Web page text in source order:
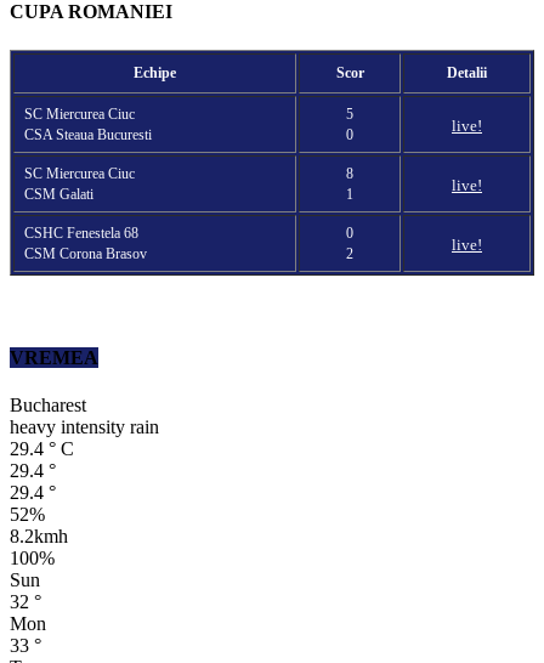
CUPA ROMANIEI
Echipe Scor Detalii
SC Miercurea Ciuc
CSA Steaua Bucuresti
5
0
live!
SC Miercurea Ciuc
CSM Galati
8
1
live!
CSHC Fenestela 68
CSM Corona Brasov
0
2
live!
VREMEA
Bucharest
heavy intensity rain
29.4 ° C
29.4 °
29.4 °
52%
8.2kmh
100%
Sun
32 °
Mon
33 °